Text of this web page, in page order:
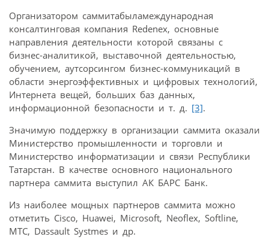
Организатором саммитабыламеждународная
консалтинговая компания Redenex, основные
направления деятельности которой связаны с
бизнес-аналитикой, выставочной деятельностью,
обучением, аутсорсингом бизнес-коммуникаций в
области энергоэффективных и цифровых технологий,
Интернета вещей, больших баз данных,
информационной безопасности и т. д. [3].
Значимую поддержку в организации саммита оказали
Министерство промышленности и торговли и
Министерство информатизации и связи Республики
Татарстан. В качестве основного национального
партнера саммита выступил АК БАРС Банк.
Из наиболее мощных партнеров саммита можно
отметить Cisco, Huawei, Microsoft, Neoflex, Softline,
МТС, Dassault Systmes и др.